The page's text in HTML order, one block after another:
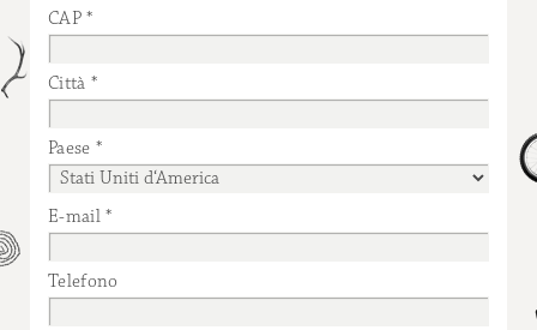
CAP
Città
Paese
E-mail
Telefono